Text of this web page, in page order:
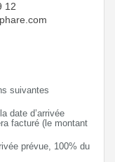
12
suivantes
date d’arrivée
facturé (le montant
prévue, 100% du